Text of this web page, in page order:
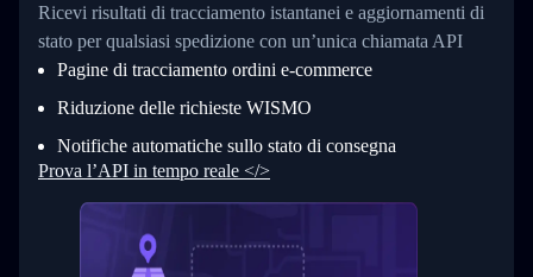
28
30
31
32
33
34
"Details": "BEIJING-
          }
        ]
      }
    ]
  }
}
Ricevi risultati di tracciamento istantanei e aggiornamenti di
stato per qualsiasi spedizione con un’unica chiamata API
Pagine di tracciamento ordini e‑commerce
Riduzione delle richieste WISMO
Notifiche automatiche sullo stato di consegna
Prova l’API in tempo reale </>